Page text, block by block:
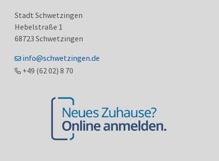
Stadt Schwetzingen
Hebelstraße 1
68723 Schwetzingen
info@schwetzingen.de
+49 (6202) 8 70